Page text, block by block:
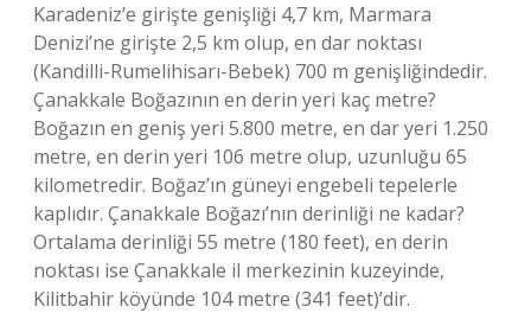
Karadeniz’e girişte genişliği 4,7 km, Marmara
Denizi’ne girişte 2,5 km olup, en dar noktası
(Kandilli-Rumelihisarı-Bebek) 700 m genişliğindedir.
Çanakkale Boğazının en derin yeri kaç metre?
Boğazın en geniş yeri 5.800 metre, en dar yeri 1.250
metre, en derin yeri 106 metre olup, uzunluğu 65
kilometredir. Boğaz’ın güneyi engebeli tepelerle
kaplıdır. Çanakkale Boğazı’nın derinliği ne kadar?
Ortalama derinliği 55 metre (180 feet), en derin
noktası ise Çanakkale il merkezinin kuzeyinde,
Kilitbahir köyünde 104 metre (341 feet)’dir.